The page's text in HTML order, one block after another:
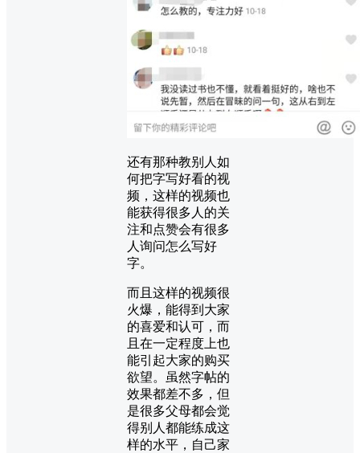
还有那种教别人如
何把字写好看的视
频，这样的视频也
能获得很多人的关
注和点赞会有很多
人询问怎么写好
字。
而且这样的视频很
火爆，能得到大家
的喜爱和认可，而
且在一定程度上也
能引起大家的购买
欲望。虽然字帖的
效果都差不多，但
是很多父母都会觉
得别人都能练成这
样的水平，自己家